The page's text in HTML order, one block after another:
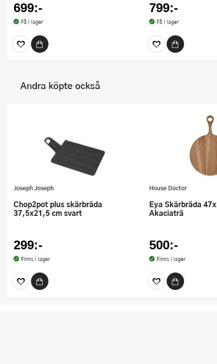
699:-
Få i lager
799:-
Få i lager
Andra köpte också
Joseph Joseph
Chop2pot plus skärbräda
37,5x21,5 cm svart
299:-
Finns i lager
House Doctor
Eya Skärbräda 47x32 cm
Akaciaträ
500:-
Finns i lager